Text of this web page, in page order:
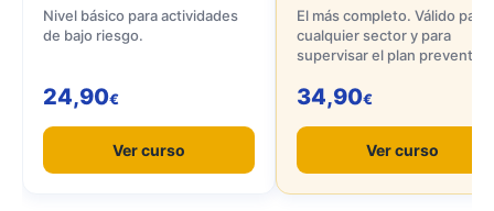
Nivel básico para actividades
de bajo riesgo.
24,90€
Ver curso
El más completo. Válido para
cualquier sector y para
supervisar el plan
34,90€
Ver curso